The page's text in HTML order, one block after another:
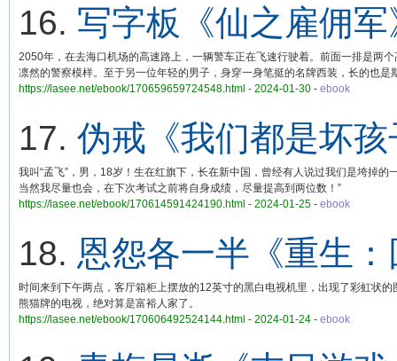
16. 写字板《仙之雇佣军
2050年，在去海口机场的高速路上，一辆警车正在飞速行驶着。前面一排是两
凛然的警察模样。至于另一位年轻的男子，身穿一身笔挺的名牌西装，长的也
https://lasee.net/ebook/170659659724548.html - 2024-01-30 - ebook
17. 伪戒《我们都是坏
我叫“孟飞”，男，18岁！生在红旗下，长在新中国，曾经有人说过我们是垮掉
当然我尽量也会，在下次考试之前将自身成绩，尽量提高到两位数！”
https://lasee.net/ebook/170614591424190.html - 2024-01-25 - ebook
18. 恩怨各一半《重生
时间来到下午两点，客厅箱柜上摆放的12英寸的黑白电视机里，出现了彩虹状
熊猫牌的电视，绝对算是富裕人家了。
https://lasee.net/ebook/170606492524144.html - 2024-01-24 - ebook